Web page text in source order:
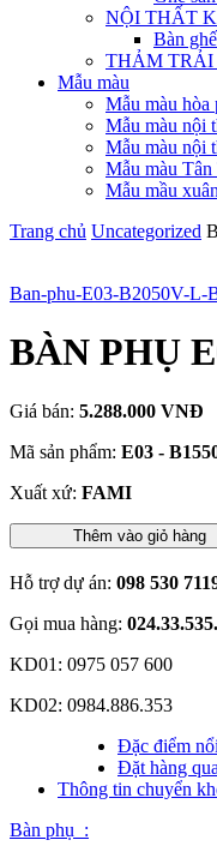
NỘI THẤT
Bàn
THẢM TRẢI
Mẫu màu
Mẫu màu hòa
Mẫu màu nội
Mẫu màu nội
Mẫu màu
Mẫu mầu
Trang chủ Uncategorized
Ban-phu-E03-B2050V-L-
BÀN PHỤ
Giá bán: 5.288.000 VNĐ
Mã sản phẩm: E03 -
Xuất xứ: FAMI
Thêm vào giỏ hàng
Hỗ trợ dự án: 098 530
Gọi mua hàng:
KD01: 0975 057 600
KD02: 0984.886.353
Đặc điểm
Đặt hàng
Thông tin chuyển
Bàn phụ :